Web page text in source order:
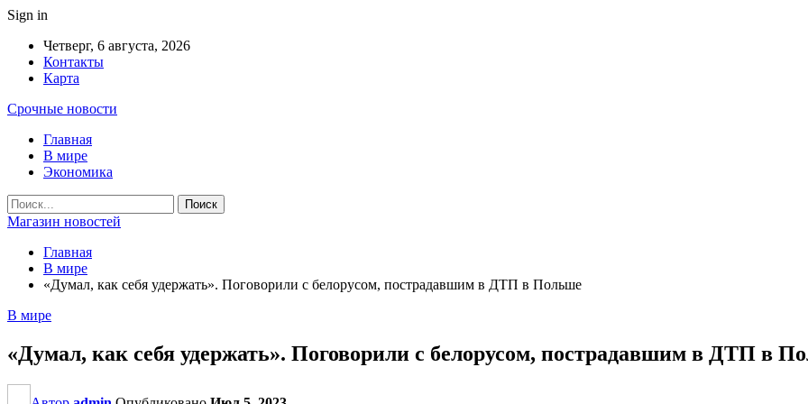
Sign in
Четверг, 6 августа, 2026
Контакты
Карта
Срочные новости
Главная
В мире
Экономика
Магазин новостей
Главная
В мире
«Думал, как себя удержать». Поговорили с белорусом, пострадавшим в ДТП в Польше
В мире
«Думал, как себя удержать». Поговорили с белорусом, пострадавшим в ДТП в